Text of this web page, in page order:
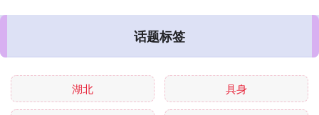
话题标签
湖北 具身